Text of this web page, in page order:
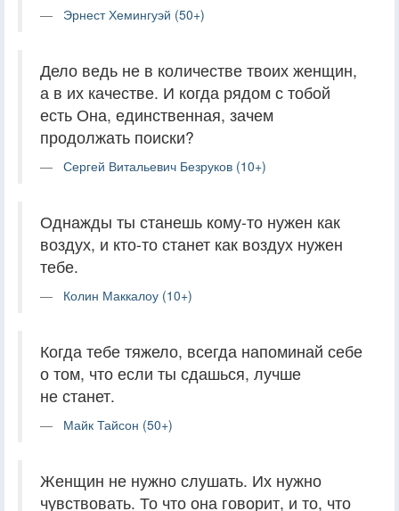
Эрнест Хемингуэй (50+)
Дело ведь не в количестве твоих женщин,
а в их качестве. И когда рядом с тобой
есть Она, единственная, зачем
продолжать поиски?
Сергей Витальевич Безруков (10+)
Однажды ты станешь кому-то нужен как
воздух, и кто-то станет как воздух нужен
тебе.
Колин Маккалоу (10+)
Когда тебе тяжело, всегда напоминай себе
о том, что если ты сдашься, лучше
не станет.
Майк Тайсон (50+)
Женщин не нужно слушать. Их нужно
чувствовать. То что она говорит, и то, что